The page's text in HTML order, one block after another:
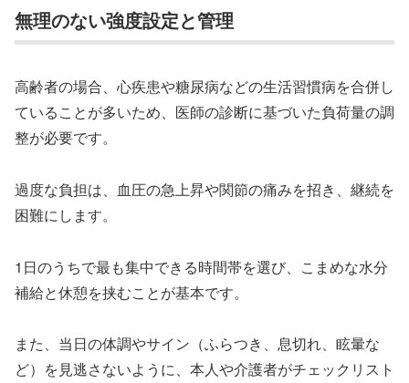
無理のない強度設定と管理
高齢者の場合、心疾患や糖尿病などの生活習慣病を合併し
ていることが多いため、医師の診断に基づいた負荷量の調
整が必要です。
過度な負担は、血圧の急上昇や関節の痛みを招き、継続を
困難にします。
1日のうちで最も集中できる時間帯を選び、こまめな水分
補給と休憩を挟むことが基本です。
また、当日の体調やサイン（ふらつき、息切れ、眩暈な
ど）を見逃さないように、本人や介護者がチェックリスト